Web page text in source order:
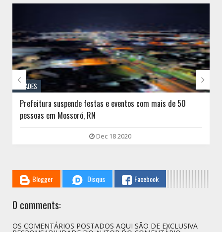
// THATS WHAT YOU MIGHT BE LOOKING FOR
CIDADES
Prefeitura suspende festas e eventos com mais de 50
pessoas em Mossoró, RN
Dec 18 2020
 
Blogger Disqus Facebook
0 comments:
OS COMENTÁRIOS POSTADOS AQUI SÃO DE EXCLUSIVA